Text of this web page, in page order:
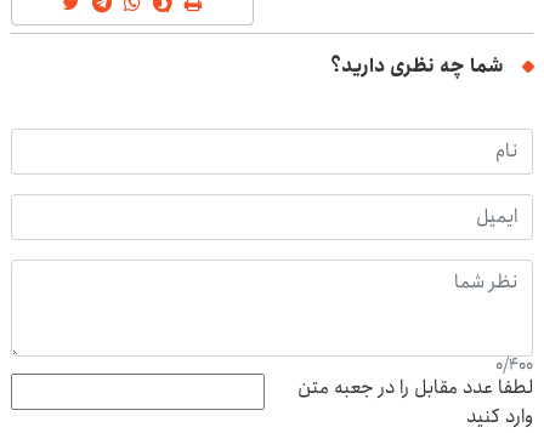
شما چه نظری دارید؟
0/400
لطفا عدد مقابل را در جعبه متن
وارد کنید